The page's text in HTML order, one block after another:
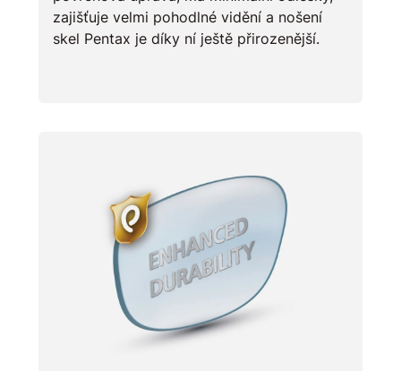
zajišťuje velmi pohodlné vidění a nošení
skel Pentax je díky ní ještě přirozenější.